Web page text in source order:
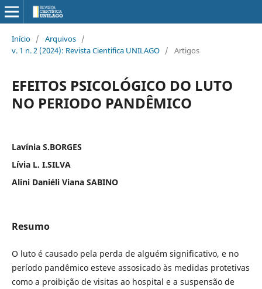
Início / Arquivos /
v. 1 n. 2 (2024): Revista Cientifica UNILAGO / Artigos
EFEITOS PSICOLÓGICO DO LUTO
NO PERIODO PANDÊMICO
Lavínia S.BORGES
Lívia L. I.SILVA
Alini Daniéli Viana SABINO
Resumo
O luto é causado pela perda de alguém significativo, e no
período pandêmico esteve assosicado às medidas protetivas
como a proibição de visitas ao hospital e a suspensão de